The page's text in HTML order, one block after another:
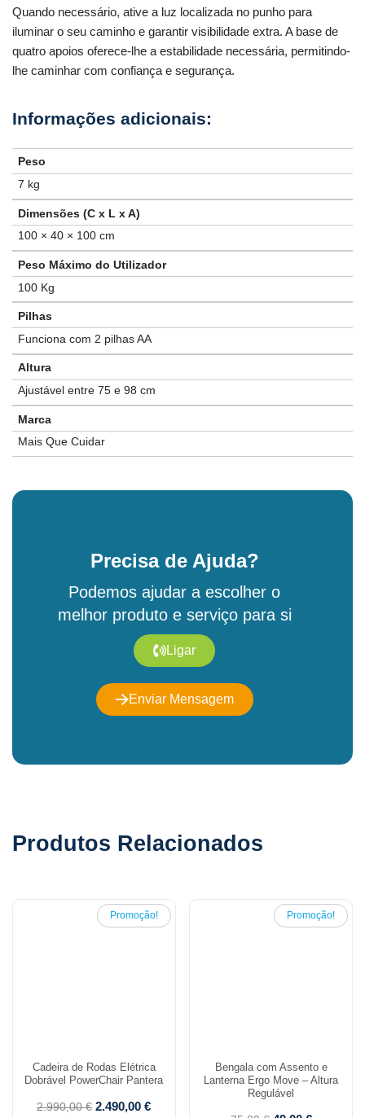
Quando necessário, ative a luz localizada no punho para
iluminar o seu caminho e garantir visibilidade extra. A base de
quatro apoios oferece-lhe a estabilidade necessária, permitindo-
lhe caminhar com confiança e segurança.
Peso
7 kg
Dimensões (C x L x A)
100 × 40 × 100 cm
Peso Máximo do Utilizador
100 Kg
Pilhas
Funciona com 2 pilhas AA
Altura
Ajustável entre 75 e 98 cm
Marca
Mais Que Cuidar
Precisa de Ajuda?
Podemos ajudar a escolher o
melhor produto e serviço para si
Ligar
Enviar Mensagem
Produtos Relacionados
Promoção!
Cadeira de Rodas Elétrica
Dobrável PowerChair Pantera
2.990,00€ 2.490,00€
Promoção!
Bengala com Assento e
Lanterna Ergo Move – Altura
Regulável